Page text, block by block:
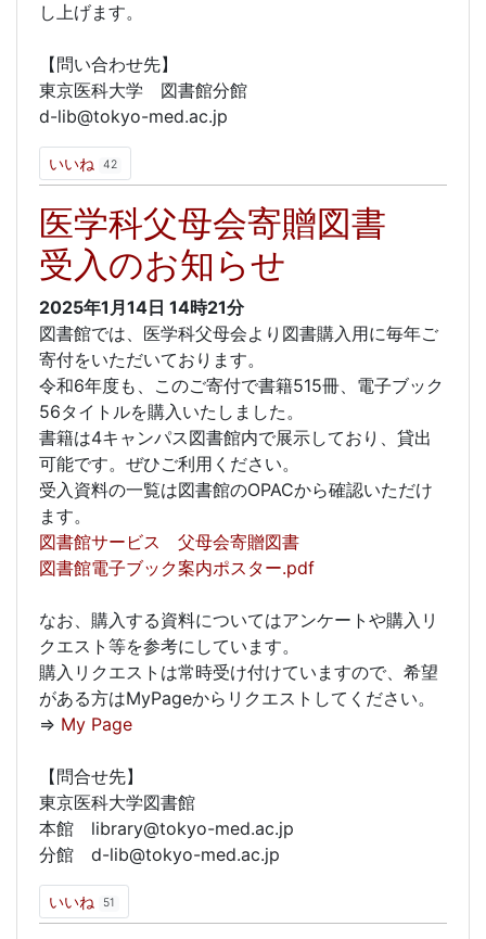
し上げます。
【問い合わせ先】
東京医科大学 図書館分館
d-lib@tokyo-med.ac.jp
いいね 42
医学科父母会寄贈図書
受入のお知らせ
2025年1月14日 14時21分
図書館では、医学科父母会より図書購入用に毎年ご
寄付をいただいております。
令和6年度も、このご寄付で書籍515冊、電子ブック
56タイトルを購入いたしました。
書籍は4キャンパス図書館内で展示しており、貸出
可能です。ぜひご利用ください。
受入資料の一覧は図書館のOPACから確認いただけ
ます。
図書館サービス 父母会寄贈図書
図書館電子ブック案内ポスター.pdf
なお、購入する資料についてはアンケートや購入リ
クエスト等を参考にしています。
購入リクエストは常時受け付けていますので、希望
がある方はMyPageからリクエストしてください。
⇒ My Page
【問合せ先】
東京医科大学図書館
本館 library@tokyo-med.ac.jp
分館 d-lib@tokyo-med.ac.jp
いいね 51